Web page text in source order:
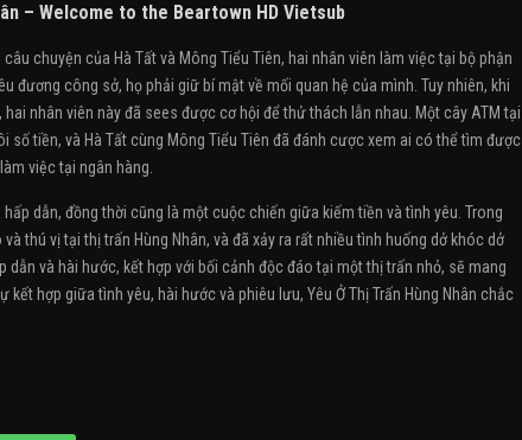
– Welcome to the Beartown HD Vietsub
chuyện của Hà Tất và Mông Tiểu Tiên, hai nhân viên làm việc tại bộ phận
đương công sở, họ phải giữ bí mật về mối quan hệ của mình. Tuy nhiên, khi
nhân viên này đã sees được cơ hội để thử thách lẫn nhau. Một cây ATM tại
số tiền, và Hà Tất cùng Mông Tiểu Tiên đã đánh cược xem ai có thể tìm được
việc tại ngân hàng.
dẫn, đồng thời cũng là một cuộc chiến giữa kiếm tiền và tình yêu. Trong
thú vị tại thị trấn Hùng Nhân, và đã xảy ra rất nhiều tình huống dở khóc dở
dẫn và hài hước, kết hợp với bối cảnh độc đáo tại một thị trấn nhỏ, sẽ mang
hợp giữa tình yêu, hài hước và phiêu lưu, Yêu Ở Thị Trấn Hùng Nhân chắc